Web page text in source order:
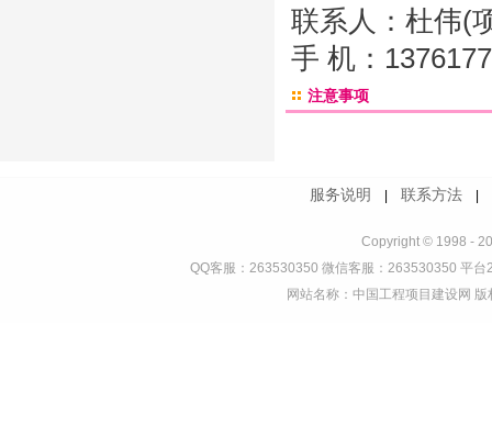
联系人：杜
手 机：
注意事项
服务说明 联系方法
Copyright © 1998 -
QQ客服：263530350 微信客服：263530350 平
网站名称：中国工程项目建设网